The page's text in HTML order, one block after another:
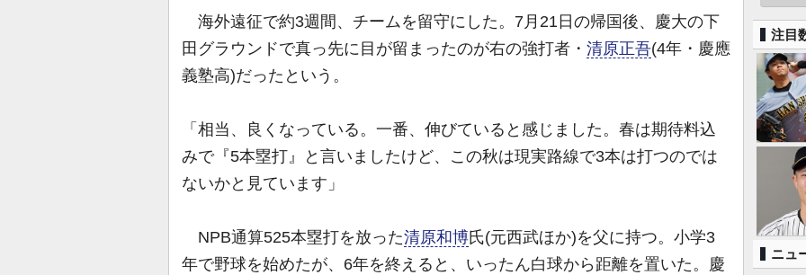
海外遠征で約3週間、チームを留守にした。7月21日の帰国後、慶大の下
田グラウンドで真っ先に目が留まったのが右の強打者・ 清原正吾(4年・慶應
義塾高)だったという。
「相当、良くなっている。一番、伸びていると感じました。春は期待料込
みで『5本塁打』と言いましたけど、この秋は現実路線で3本は打つのでは
ないかと見ています」
NPB通算525本塁打を放った清原和博氏(元西武ほか)を父に持つ。小学3
年で野球を始めたが、6年を終えると、いったん白球から距離を置いた。慶
注目
ニュ